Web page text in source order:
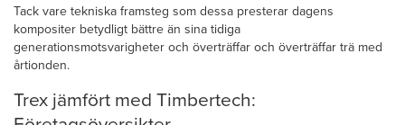
Tack vare tekniska framsteg som dessa presterar dagens
kompositer betydligt bättre än sina tidiga
generationsmotsvarigheter och överträffar och överträffar trä med
årtionden.
Trex jämfört med Timbertech: